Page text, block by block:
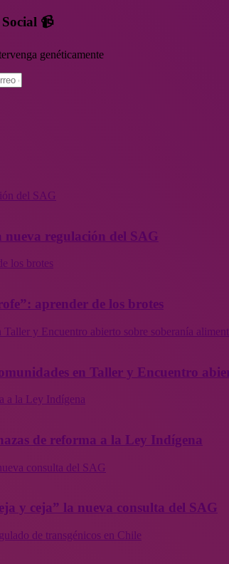
📹
genéticamente
del SAG
regulación del SAG
los brotes
aprender de los brotes
y Encuentro abierto sobre soberanía
en Taller y Encuentro
a la Ley Indígena
de reforma a la Ley Indígena
consulta del SAG
y ceja” la nueva consulta del SAG
de transgénicos en Chile